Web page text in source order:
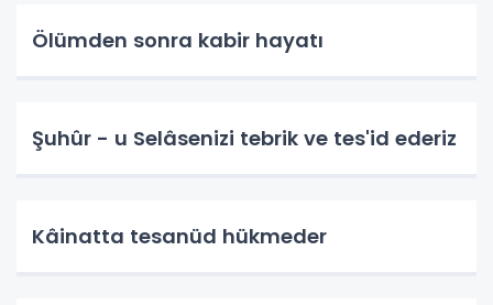
Ölümden sonra kabir hayatı
Şuhûr - u Selâsenizi tebrik ve tes'id ederiz
Kâinatta tesanüd hükmeder